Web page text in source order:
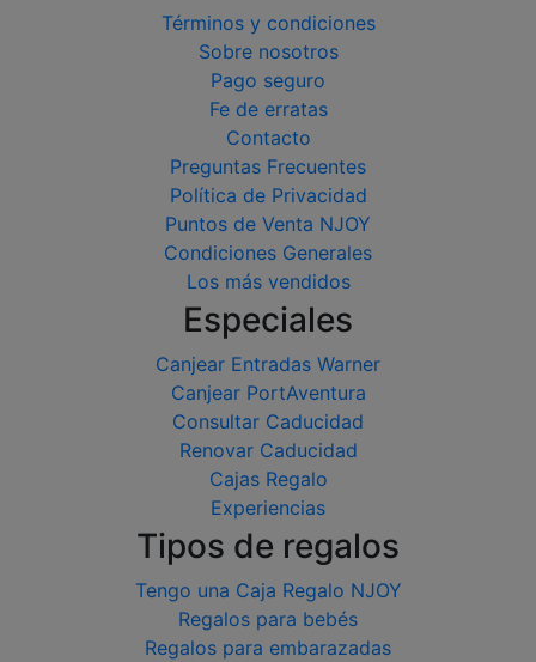
Términos y condiciones
Sobre nosotros
Pago seguro
Fe de erratas
Contacto
Preguntas Frecuentes
Política de Privacidad
Puntos de Venta NJOY
Condiciones Generales
Los más vendidos
Especiales
Canjear Entradas Warner
Canjear PortAventura
Consultar Caducidad
Renovar Caducidad
Cajas Regalo
Experiencias
Tipos de regalos
Tengo una Caja Regalo NJOY
Regalos para bebés
Regalos para embarazadas